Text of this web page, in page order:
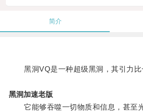
简介
黑洞VQ是一种超级黑洞，其引力比
黑洞加速老版
它能够吞噬一切物质和信息，甚至